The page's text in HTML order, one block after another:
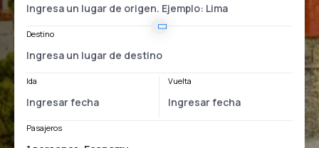
Destino
Ida Vuelta
Pasajeros